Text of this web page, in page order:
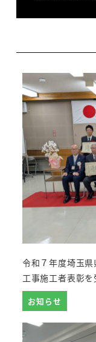
令和７年度埼玉
工事施工者表彰を
お知らせ